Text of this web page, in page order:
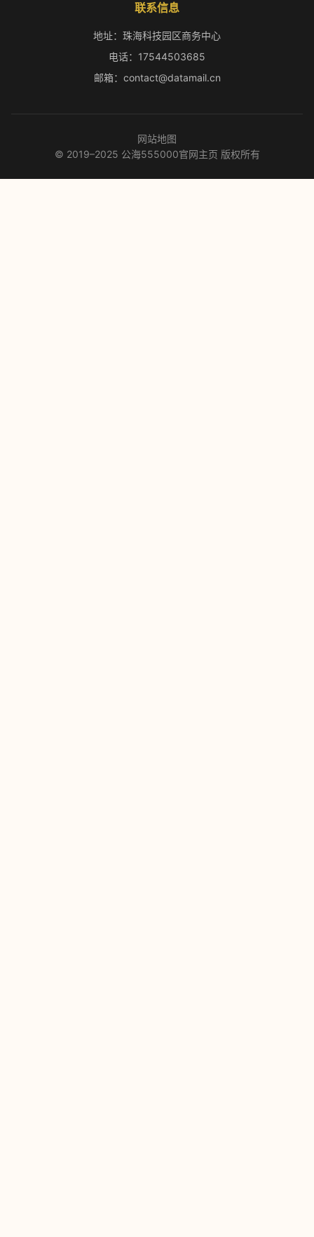
联系信息
地址：珠海科技园区商务中心
电话：17544503685
邮箱：contact@datamail.cn
网站地图
© 2019–2025 公海555000官网主页 版权所有